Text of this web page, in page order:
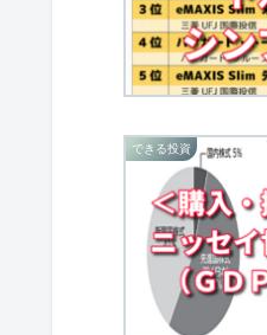
できる投資